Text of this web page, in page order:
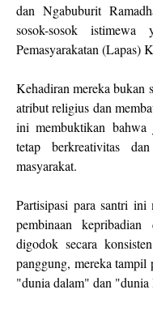
dan Ngabuburit
sosok-sosok
Pemasyarakatan (Lapas)
Kehadiran mereka bukan
atribut religius dan
ini membuktikan
tetap berkreativitas
masyarakat.
Partisipasi para santri ini
pembinaan
digodok secara
panggung, mereka tampil
"dunia dalam" dan "dunia